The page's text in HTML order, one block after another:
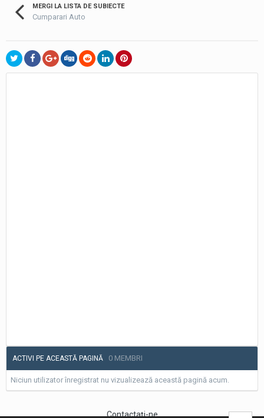
MERGI LA LISTA DE SUBIECTE
Cumparari Auto
ACTIVI PE ACEASTĂ PAGINĂ 0 MEMBRI
Niciun utilizator înregistrat nu vizualizează această pagină acum.
Contactaţi-ne